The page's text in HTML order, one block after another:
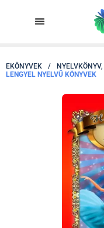
EKÖNYVEK /
LENGYEL NYELVŰ KÖNYVEK